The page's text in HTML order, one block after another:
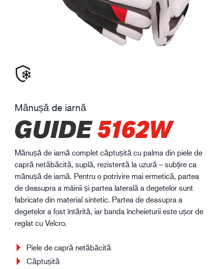
Mănușă de iarnă
GUIDE5162W
Mănușă de iarnă complet căptușită cu palma din piele de
capră netăbăcită, suplă, rezistentă la uzură – subțire ca
mănușă de iarnă. Pentru o potrivire mai ermetică, partea
de deasupra a mâinii și partea laterală a degetelor sunt
fabricate din material sintetic. Partea de deasupra a
degetelor a fost întărită, iar banda încheieturii este ușor de
reglat cu Velcro.
Piele de capră netăbăcită
Căptușită